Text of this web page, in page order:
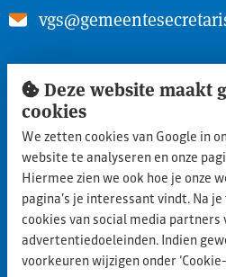
Snel naar
Inloggen ledengedeelte
Lid worden
Aanmelden nieuwe
Privacy statement
Cookie policy
Deze website maakt
cookies
We zetten cookies van Google in
website te analyseren en onze
Hiermee zien we ook hoe je onze
pagina’s je interessant vindt. Na
cookies van social media
advertentiedoeleinden. Indien
voorkeuren wijzigen onder